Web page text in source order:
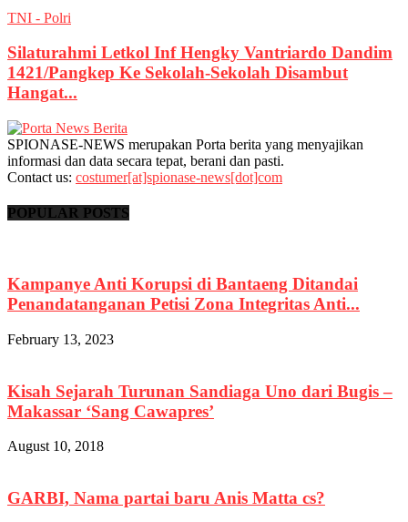
TNI - Polri
Silaturahmi Letkol Inf Hengky Vantriardo Dandim
1421/Pangkep Ke Sekolah-Sekolah Disambut
Hangat...
SPIONASE-NEWS merupakan Porta berita yang menyajikan
informasi dan data secara tepat, berani dan pasti.
Contact us: costumer[at]spionase-news[dot]com
POPULAR POSTS
Kampanye Anti Korupsi di Bantaeng Ditandai
Penandatanganan Petisi Zona Integritas Anti...
February 13, 2023
Kisah Sejarah Turunan Sandiaga Uno dari Bugis –
Makassar ‘Sang Cawapres’
August 10, 2018
GARBI, Nama partai baru Anis Matta cs?